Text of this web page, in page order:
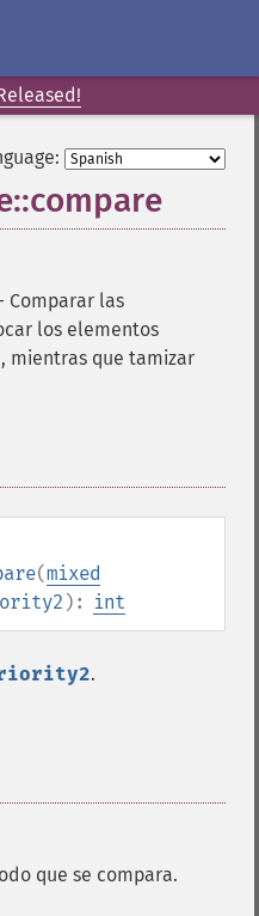
Comparar las
los elementos
mientras que tamizar
(mixed
): int
.
que se compara.